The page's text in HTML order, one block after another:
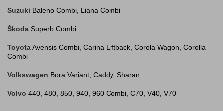
Suzuki Baleno Combi, Liana Combi
Škoda Superb Combi
ToyotaAvensis Combi, Carina Liftback, Corola Wagon, Corolla
Combi
Volkswagen Bora Variant, Caddy, Sharan
Volvo 440, 480, 850, 940, 960 Combi, C70, V40, V70